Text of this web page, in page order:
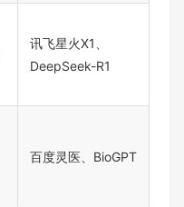
讯飞星火X1、
DeepSeek-R1
百度灵医、BioGPT